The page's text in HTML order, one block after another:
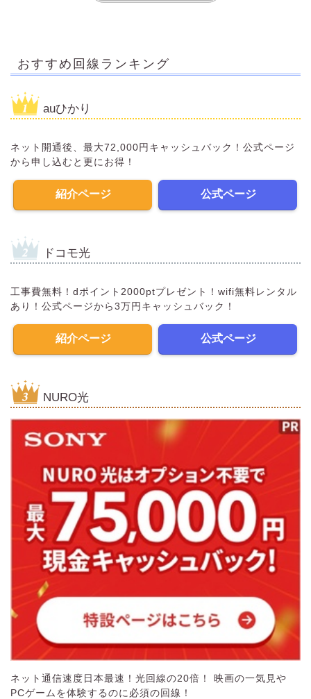
おすすめ回線ランキング
auひかり
ネット開通後、最大72,000円キャッシュバック！公式ページ
から申し込むと更にお得！
紹介ページ 公式ページ
ドコモ光
工事費無料！dポイント2000ptプレゼント！wifi無料レンタル
あり！公式ページから3万円キャッシュバック！
紹介ページ 公式ページ
NURO光
ネット通信速度日本最速！光回線の20倍！ 映画の一気見や
PCゲームを体験するのに必須の回線！